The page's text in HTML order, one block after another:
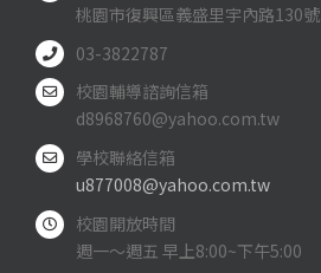
桃園市復興區義盛里宇內路130號
03-3822787
校園輔導諮詢信箱
d8968760@yahoo.com.tw
學校聯絡信箱
u877008@yahoo.com.tw
校園開放時間
週一～週五 早上8:00~下午5:00